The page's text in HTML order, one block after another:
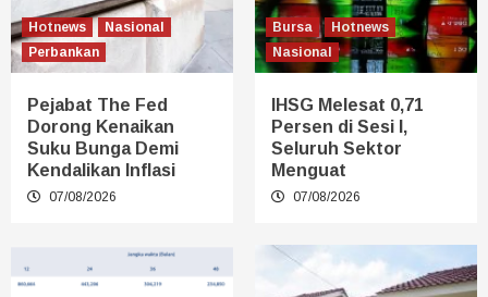
Hotnews
Nasional
Perbankan
Pejabat The Fed
Dorong Kenaikan
Suku Bunga Demi
Kendalikan Inflasi
07/08/2026
Bursa
Hotnews
Nasional
IHSG Melesat 0,71
Persen di Sesi I,
Seluruh Sektor
Menguat
07/08/2026